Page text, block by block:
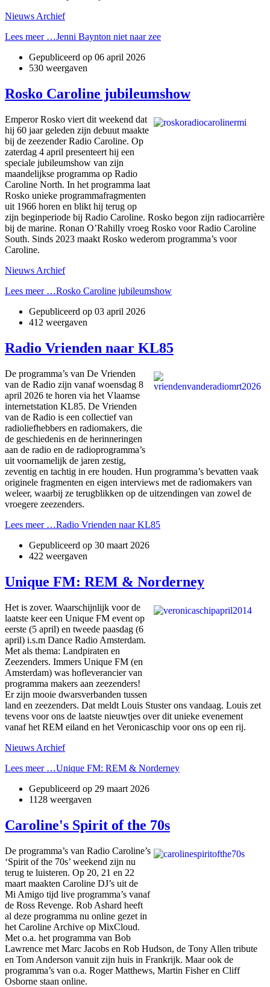
Nieuws Archief
Lees meer …Jenni Baynton niet naar zee
Gepubliceerd op 06 april 2026
530 weergaven
Rosko Caroline jubileumshow
Emperor Rosko viert dit weekend dat
hij 60 jaar geleden zijn debuut maakte
bij de zeezender Radio Caroline. Op
zaterdag 4 april presenteert hij een
speciale jubileumshow van zijn
maandelijkse programma op Radio
Caroline North. In het programma laat
Rosko unieke programmafragmenten
uit 1966 horen en blikt hij terug op
zijn beginperiode bij Radio Caroline. Rosko begon zijn radiocarrière
bij de marine. Ronan O’Rahilly vroeg Rosko voor Radio Caroline
South. Sinds 2023 maakt Rosko wederom programma’s voor
Caroline.
Nieuws Archief
Lees meer …Rosko Caroline jubileumshow
Gepubliceerd op 03 april 2026
412 weergaven
Radio Vrienden naar KL85
De programma’s van De Vrienden
van de Radio zijn vanaf woensdag 8
april 2026 te horen via het Vlaamse
internetstation KL85. De Vrienden
van de Radio is een collectief van
radioliefhebbers en radiomakers, die
de geschiedenis en de herinneringen
aan de radio en de radioprogramma’s
uit voornamelijk de jaren zestig,
zeventig en tachtig in ere houden. Hun programma’s bevatten vaak
originele fragmenten en eigen interviews met de radiomakers van
weleer, waarbij ze terugblikken op de uitzendingen van zowel de
vroegere zeezenders.
Lees meer …Radio Vrienden naar KL85
Gepubliceerd op 30 maart 2026
422 weergaven
Unique FM: REM & Norderney
Het is zover. Waarschijnlijk voor de
laatste keer een Unique FM event op
eerste (5 april) en tweede paasdag (6
april) i.s.m Dance Radio Amsterdam.
Met als thema: Landpiraten en
Zeezenders. Immers Unique FM (en
Amsterdam) was hofleverancier van
programma makers aan zeezenders!
Er zijn mooie dwarsverbanden tussen
land en zeezenders. Dat meldt Louis Stuster ons vandaag. Louis zet
tevens voor ons de laatste nieuwtjes over dit unieke evenement
vanaf het REM eiland en het Veronicaschip voor ons op een rij.
Nieuws Archief
Lees meer …Unique FM: REM & Norderney
Gepubliceerd op 29 maart 2026
1128 weergaven
Caroline's Spirit of the 70s
De programma’s van Radio Caroline’s
‘Spirit of the 70s’ weekend zijn nu
terug te luisteren. Op 20, 21 en 22
maart maakten Caroline DJ’s uit de
Mi Amigo tijd live programma’s vanaf
de Ross Revenge. Rob Ashard heeft
al deze programma nu online gezet in
het Caroline Archive op MixCloud.
Met o.a. het programma van Bob
Lawrence met Marc Jacobs en Rob Hudson, de Tony Allen tribute
en Tom Anderson vanuit zijn huis in Frankrijk. Maar ook de
programma’s van o.a. Roger Matthews, Martin Fisher en Cliff
Osborne staan online.